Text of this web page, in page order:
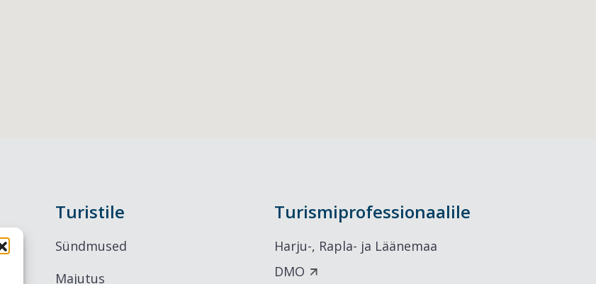
Turistile
Sündmused
Majutus
Turismiprofessionaalile
Harju-, Rapla- ja Läänemaa
DMO